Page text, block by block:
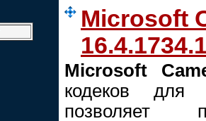
Microsoft
Microsoft
кодеков для
позволяет